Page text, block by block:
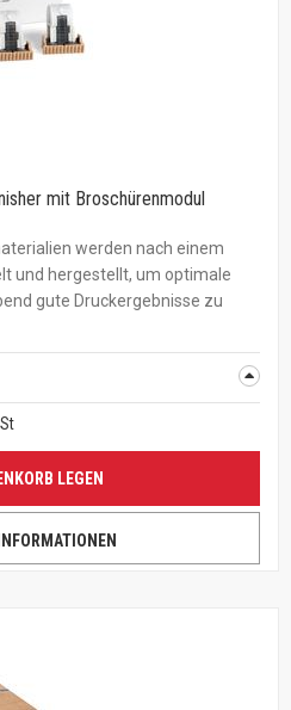
mit Broschürenmodul
werden nach einem
und hergestellt, um optimale
gute Druckergebnisse zu
LEGEN